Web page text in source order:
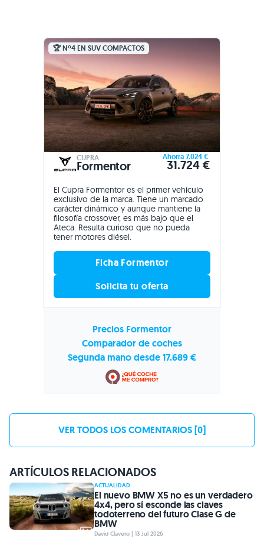
🏆 Nº4 EN SUV COMPACTOS
CUPRA
Formentor
Ahorra 7.024 €
31.724 €
El Cupra Formentor es el primer vehículo
exclusivo de la marca. Tiene un marcado
carácter dinámico y aunque mantiene la
filosofía crossover, es más bajo que el
Ateca. Resulta curioso que no pueda
tener motores diésel.
Ficha Formentor
Solicita tu oferta
Precios Formentor
Comparador de coches
Segunda mano desde 17.689 €
VER TODOS LOS COMENTARIOS [0]
ARTÍCULOS RELACIONADOS
ACTUALIDAD
El nuevo BMW X5 no es un verdadero
4x4, pero sí esconde las claves
todoterreno del futuro Clase G de
BMW
David Clavero | 13 Jul 2026